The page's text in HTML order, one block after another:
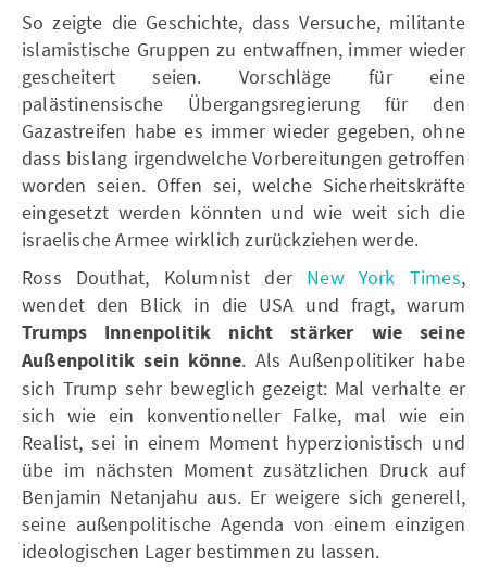
So zeigte die Geschichte, dass Versuche, militante
islamistische Gruppen zu entwaffnen, immer wieder
gescheitert seien. Vorschläge für eine
palästinensische Übergangsregierung für den
Gazastreifen habe es immer wieder gegeben, ohne
dass bislang irgendwelche Vorbereitungen getroffen
worden seien. Offen sei, welche Sicherheitskräfte
eingesetzt werden könnten und wie weit sich die
israelische Armee wirklich zurückziehen werde.
Ross Douthat, Kolumnist der New York Times,
wendet den Blick in die USA und fragt, warum
Trumps Innenpolitik nicht stärker wie seine
Außenpolitik sein könne. Als Außenpolitiker habe
sich Trump sehr beweglich gezeigt: Mal verhalte er
sich wie ein konventioneller Falke, mal wie ein
Realist, sei in einem Moment hyperzionistisch und
übe im nächsten Moment zusätzlichen Druck auf
Benjamin Netanjahu aus. Er weigere sich generell,
seine außenpolitische Agenda von einem einzigen
ideologischen Lager bestimmen zu lassen.